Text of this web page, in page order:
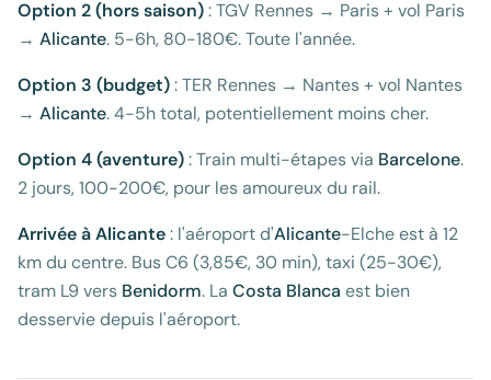
Option 2 (hors saison): TGV Rennes → Paris + vol Paris
→ Alicante. 5-6h, 80-180€. Toute l'année.
Option 3 (budget): TER Rennes → Nantes + vol Nantes
→ Alicante. 4-5h total, potentiellement moins cher.
Option 4 (aventure): Train multi-étapes via Barcelone.
2 jours, 100-200€, pour les amoureux du rail.
Arrivée à Alicante: l'aéroport d'Alicante-Elche est à 12
km du centre. Bus C6 (3,85€, 30 min), taxi (25-30€),
tram L9 vers Benidorm. La Costa Blanca est bien
desservie depuis l'aéroport.